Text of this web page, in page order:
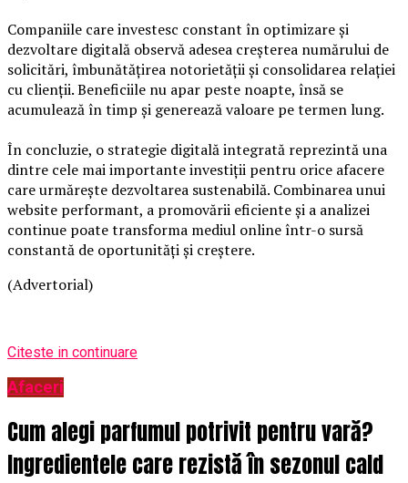
Companiile care investesc constant în optimizare și
dezvoltare digitală observă adesea creșterea numărului de
solicitări, îmbunătățirea notorietății și consolidarea relației
cu clienții. Beneficiile nu apar peste noapte, însă se
acumulează în timp și generează valoare pe termen lung.
În concluzie, o strategie digitală integrată reprezintă una
dintre cele mai importante investiții pentru orice afacere
care urmărește dezvoltarea sustenabilă. Combinarea unui
website performant, a promovării eficiente și a analizei
continue poate transforma mediul online într-o sursă
constantă de oportunități și creștere.
(Advertorial)
Citeste in continuare
Afaceri
Cum alegi parfumul potrivit pentru vară?
Ingredientele care rezistă în sezonul cald